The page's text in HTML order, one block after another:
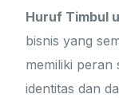
Huruf Timbul
bisnis yang
memiliki peran
identitas dan